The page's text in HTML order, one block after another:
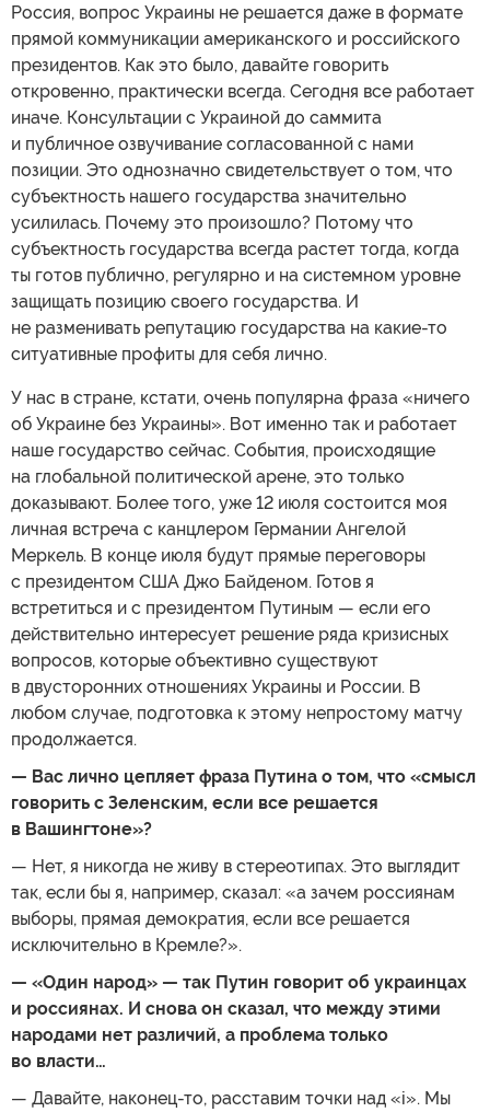
Россия, вопрос Украины не решается даже в формате
прямой коммуникации американского и российского
президентов. Как это было, давайте говорить
откровенно, практически всегда. Сегодня все работает
иначе. Консультации с Украиной до саммита
и публичное озвучивание согласованной с нами
позиции. Это однозначно свидетельствует о том, что
субъектность нашего государства значительно
усилилась. Почему это произошло? Потому что
субъектность государства всегда растет тогда, когда
ты готов публично, регулярно и на системном уровне
защищать позицию своего государства. И
не разменивать репутацию государства на какие-то
ситуативные профиты для себя лично.
У нас в стране, кстати, очень популярна фраза «ничего
об Украине без Украины». Вот именно так и работает
наше государство сейчас. События, происходящие
на глобальной политической арене, это только
доказывают. Более того, уже 12 июля состоится моя
личная встреча с канцлером Германии Ангелой
Меркель. В конце июля будут прямые переговоры
с президентом США Джо Байденом. Готов я
встретиться и с президентом Путиным — если его
действительно интересует решение ряда кризисных
вопросов, которые объективно существуют
в двусторонних отношениях Украины и России. В
любом случае, подготовка к этому непростому матчу
продолжается.
— Вас лично цепляет фраза Путина о том, что «смысл
говорить с Зеленским, если все решается
в Вашингтоне»?
— Нет, я никогда не живу в стереотипах. Это выглядит
так, если бы я, например, сказал: «а зачем россиянам
выборы, прямая демократия, если все решается
исключительно в Кремле?».
— «Один народ» — так Путин говорит об украинцах
и россиянах. И снова он сказал, что между этими
народами нет различий, а проблема только
во власти…
— Давайте, наконец-то, расставим точки над «i». Мы